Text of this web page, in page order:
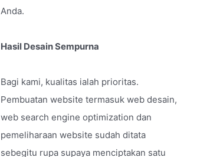
Anda.
Hasil Desain Sempurna
Bagi kami, kualitas ialah prioritas.
Pembuatan website termasuk web desain,
web search engine optimization dan
pemeliharaan website sudah ditata
sebegitu rupa supaya menciptakan satu